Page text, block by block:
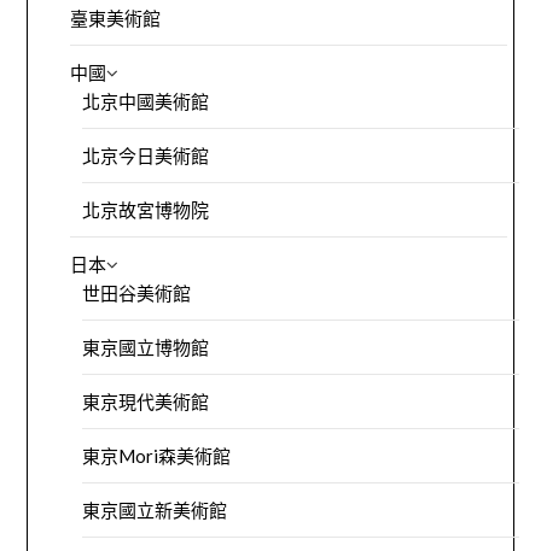
臺東美術館
中國
北京中國美術館
北京今日美術館
北京故宮博物院
日本
世田谷美術館
東京國立博物館
東京現代美術館
東京Mori森美術館
東京國立新美術館